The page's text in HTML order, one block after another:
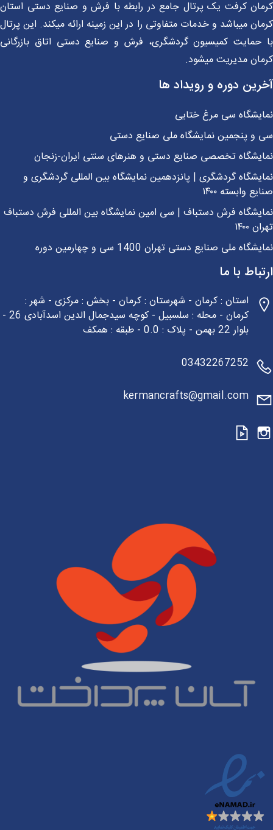
کرفت یک پرتال جامع در رابطه با فرش و صنایع دستی استان
میباشد و خدمات متفاوتی را در این زمینه ارائه میکند. این پرتال
حمایت کمیسیون گردشگری، فرش و صنایع دستی اتاق بازرگانی
مدیریت میشود.
دوره و رویداد ها
سی مرغ ختایی
و پنجمین نمایشگاه ملی صنایع دستی
تخصصی صنایع دستی و هنرهای سنتی ایران-زنجان
گردشگری | پانزدهمین نمایشگاه بین المللی گردشگری و
وابسته ۱۴۰۰
فرش دستباف | سی امین نمایشگاه بین المللی فرش دستباف
۱۴۰۰
ملی صنایع دستی تهران 1400 سی و چهارمین دوره
با ما
استان : کرمان - شهرستان : کرمان - بخش : مرکزی - شهر :
کرمان - محله : سلسبیل - کوچه سیدجمال الدین اسدآبادی 26 -
بلوار 22 بهمن - پلاک : 0.0 - طبقه : همکف
03432267252
kermancrafts@gmail.com